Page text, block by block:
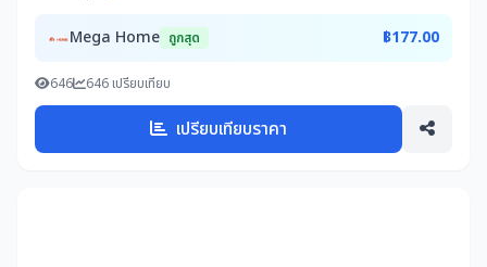
Mega Home ถูกสุด ฿177.00
646 646 เปรียบเทียบ
เปรียบเทียบราคา